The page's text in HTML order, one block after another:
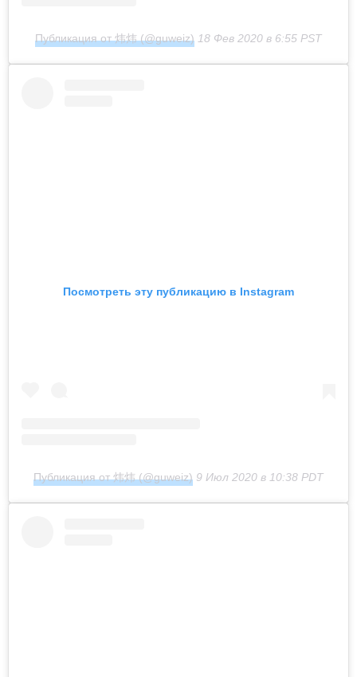
Публикация от 炜炜 (@guweiz) 18 Фев 2020 в 6:55 PST
Посмотреть эту публикацию в Instagram
Публикация от 炜炜 (@guweiz) 9 Июл 2020 в 10:38 PDT